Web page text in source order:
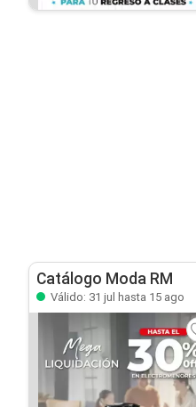
Catálogo Moda RM
Válido: 31 jul hasta 15 ago